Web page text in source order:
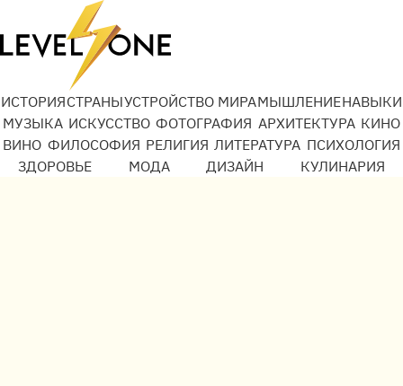
ИСТОРИЯСТРАНЫУСТРОЙСТВО МИРАМЫШЛЕНИЕНАВЫКИ
МУЗЫКА ИСКУССТВО ФОТОГРАФИЯ АРХИТЕКТУРА КИНО
ВИНО ФИЛОСОФИЯ РЕЛИГИЯ ЛИТЕРАТУРА ПСИХОЛОГИЯ
ЗДОРОВЬЕ
МОДА ДИЗАЙН КУЛИНАРИЯ